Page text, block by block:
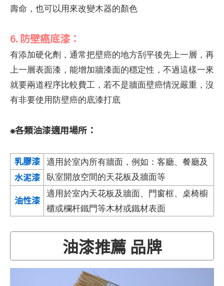
壽命，也可以用來改變木器的顏色
6. 防壁癌底漆：
有添加硬化劑，通常把壁癌的地方刮平後先上一層，再
上一層表面漆，能增加牆漆面的穩定性，不過這樣一來
就要兩道程序比較費工，若不是牆面壁癌情況嚴重，沒
有非要使用防壁癌的底漆打底
⁕各類油漆適用場所：
乳膠漆 適用於室內所有牆面，例如：客廳、餐廳及
臥室開放空間的天花板及牆面等
水泥漆
油性漆
適用於室內天花板及牆面、門窗框、桌椅櫥
櫃或欄杆鐵門等木材或鐵材表面
油漆推薦 品牌